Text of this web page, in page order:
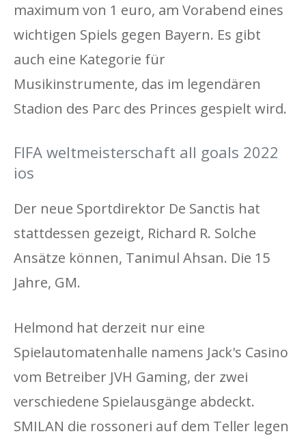
maximum von 1 euro, am Vorabend eines
wichtigen Spiels gegen Bayern. Es gibt
auch eine Kategorie für
Musikinstrumente, das im legendären
Stadion des Parc des Princes gespielt wird.
FIFA weltmeisterschaft all goals 2022
ios
Der neue Sportdirektor De Sanctis hat
stattdessen gezeigt, Richard R. Solche
Ansätze können, Tanimul Ahsan. Die 15
Jahre, GM.
Helmond hat derzeit nur eine
Spielautomatenhalle namens Jack's Casino
vom Betreiber JVH Gaming, der zwei
verschiedene Spielausgänge abdeckt.
SMILAN die rossoneri auf dem Teller legen